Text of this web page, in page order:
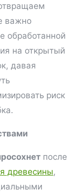
важно
обработанной
на открытый
давая
риск
после
древесины,